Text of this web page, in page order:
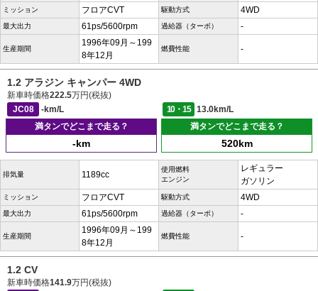
ミッション フロアCVT 駆動方式 4WD
最大出力 61ps/5600rpm 過給器（ターボ） -
生産期間
1996年09月～199
8年12月
燃費性能 -
1.2 アラジン キャンパー 4WD
新車時価格222.5万円(税抜)
JC08
-km/L 10・15
13.0km/L
満タンでどこまで走る？
-km
満タンでどこまで走る？
520km
排気量 1189cc
使用燃料
エンジン
レギュラー
ガソリン
ミッション フロアCVT 駆動方式 4WD
最大出力 61ps/5600rpm 過給器（ターボ） -
生産期間
1996年09月～199
8年12月
燃費性能 -
1.2 CV
新車時価格141.9万円(税抜)